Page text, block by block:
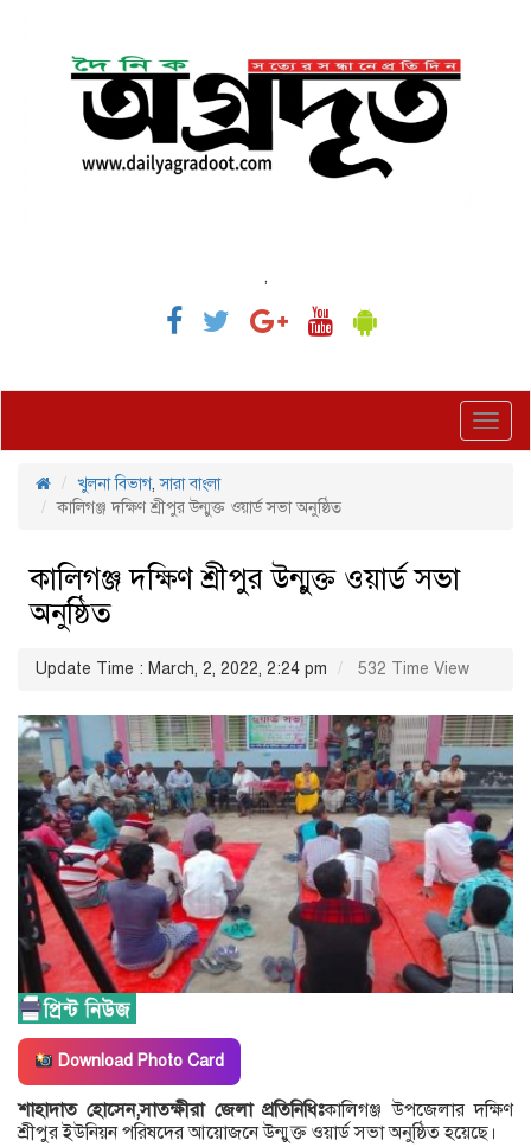
,
খুলনা বিভাগ,সারা বাংলা
কালিগঞ্জ দক্ষিণ শ্রীপুর উন্মুক্ত ওয়ার্ড সভা অনুষ্ঠিত
কালিগঞ্জ দক্ষিণ শ্রীপুর উন্মুক্ত ওয়ার্ড সভা
অনুষ্ঠিত
Update Time : March, 2, 2022, 2:24 pm 532 Time View
Download Photo Card
শাহাদাত হোসেন,সাতক্ষীরা জেলা প্রতিনিধিঃকালিগঞ্জ উপজেলার দক্ষিণ
শ্রীপুর ইউনিয়ন পরিষদের আয়োজনে উন্মুক্ত ওয়ার্ড সভা অনুষ্ঠিত হয়েছে।